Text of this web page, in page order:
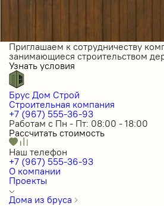
Приглашаем к сотрудничеству
занимающиеся строительством
Узнать условия
Брус Дом Строй
Строительная компания
+7 (967) 555-36-93
Работам с Пн - Пт: 08:00 - 18:00
Рассчитать стоимость
Наш телефон
+7 (967) 555-36-93
О компании
Проекты
Дома из бруса